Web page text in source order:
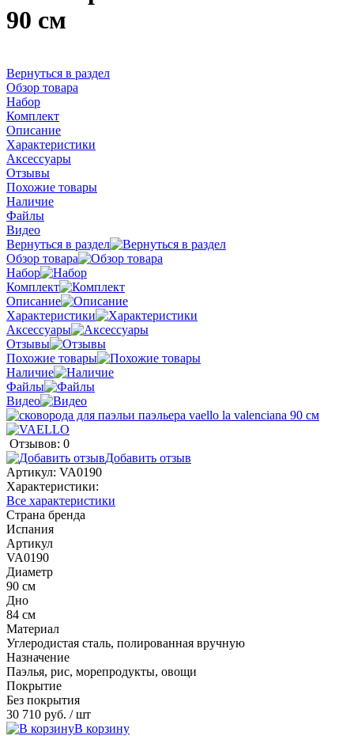
90 см
Вернуться в раздел
Обзор товара
Набор
Комплект
Описание
Характеристики
Аксессуары
Отзывы
Похожие товары
Наличие
Файлы
Видео
Вернуться в раздел
Обзор товара
Набор
Комплект
Описание
Характеристики
Аксессуары
Отзывы
Похожие товары
Наличие
Файлы
Видео
Отзывов: 0
Добавить отзыв
Артикул: VA0190
Характеристики:
Все характеристики
Страна бренда
Испания
Артикул
VA0190
Диаметр
90 см
Дно
84 см
Материал
Углеродистая сталь, полированная вручную
Назначение
Паэлья, рис, морепродукты, овощи
Покрытие
Без покрытия
30 710 руб. / шт
В корзину